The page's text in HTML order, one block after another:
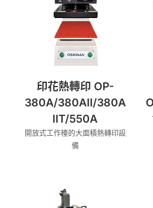
印花熱轉印 OP-
380A/380AII/380A
IIT/550A
開放式工作檯的大面積熱轉印設
備